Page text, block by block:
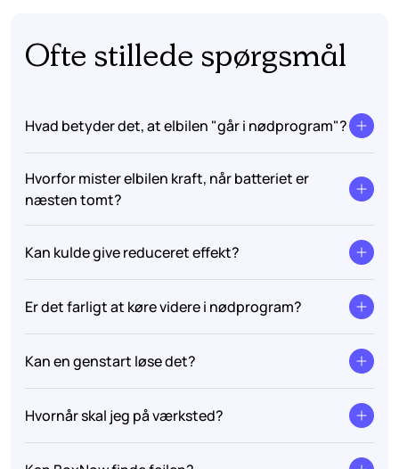
Ofte stillede spørgsmål
Hvad betyder det, at elbilen "går i nødprogram"?
Hvorfor mister elbilen kraft, når batteriet er
næsten tomt?
Kan kulde give reduceret effekt?
Er det farligt at køre videre i nødprogram?
Kan en genstart løse det?
Hvornår skal jeg på værksted?